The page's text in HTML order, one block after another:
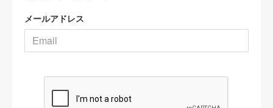
メールアドレス